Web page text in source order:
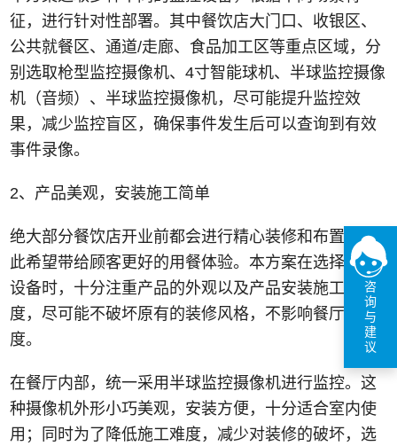
征，进行针对性部署。其中餐饮店大门口、收银区、
公共就餐区、通道/走廊、食品加工区等重点区域，分
别选取枪型监控摄像机、4寸智能球机、半球监控摄像
机（音频）、半球监控摄像机，尽可能提升监控效
果，减少监控盲区，确保事件发生后可以查询到有效
事件录像。
2、产品美观，安装施工简单
绝大部分餐饮店开业前都会进行精心装修和布置，以
此希望带给顾客更好的用餐体验。本方案在选择监控
设备时，十分注重产品的外观以及产品安装施工的难
度，尽可能不破坏原有的装修风格，不影响餐厅美观
度。
在餐厅内部，统一采用半球监控摄像机进行监控。这
种摄像机外形小巧美观，安装方便，十分适合室内使
用；同时为了降低施工难度，减少对装修的破坏，选
咨
询
与
建
议